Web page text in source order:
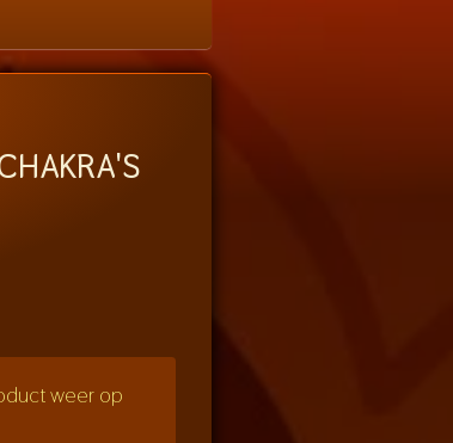
weer op